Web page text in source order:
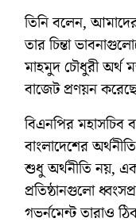
তিনি বলেন, আমাদের
তার চিন্তা
মাহমুদ চৌধুরী অর্থ
বাজেট প্রণয়ন
বিএনপির মহাসচিব
বাংলাদেশের
শুধু অর্থনীতি নয়,
প্রতিষ্ঠানগুলো
গভর্নমেন্ট তারাও